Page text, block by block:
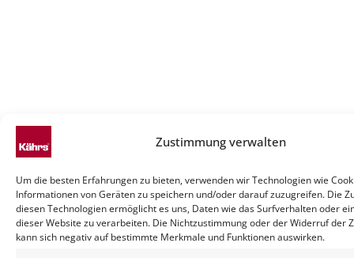
Zustimmung verwalten
Um die besten Erfahrungen zu bieten, verwenden wir Technologien wie
Informationen von Geräten zu speichern und/oder darauf zuzugreifen. Die
diesen Technologien ermöglicht es uns, Daten wie das Surfverhalten oder
dieser Website zu verarbeiten. Die Nichtzustimmung oder der Widerruf der
kann sich negativ auf bestimmte Merkmale und Funktionen auswirken.